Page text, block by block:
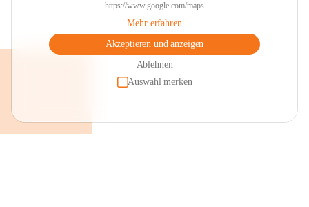
https://www.google.com/maps
Mehr erfahren
Akzeptieren und anzeigen
Ablehnen
Auswahl merken